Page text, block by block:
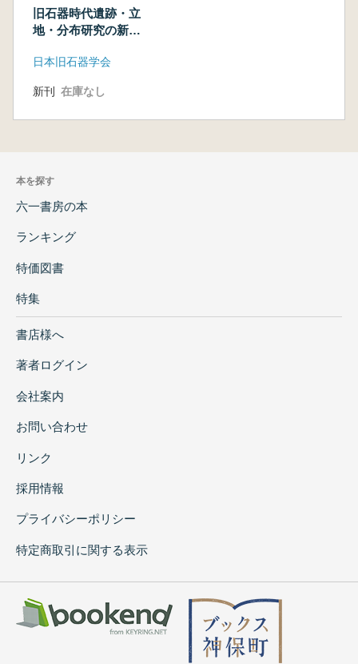
旧石器時代遺跡・立
地・分布研究の新展
日本旧石器学会
新刊 在庫なし
本を探す
六一書房の本
ランキング
特価図書
特集
書店様へ
著者ログイン
会社案内
お問い合わせ
リンク
採用情報
プライバシーポリシー
特定商取引に関する表示